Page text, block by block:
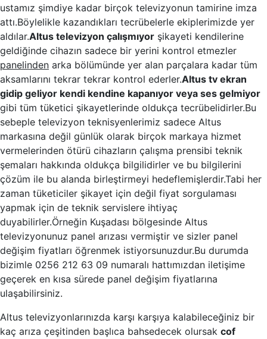
ustamız şimdiye kadar birçok televizyonun tamirine imza
attı.Böylelikle kazandıkları tecrübelerle ekiplerimizde yer
aldılar.Altus televizyon çalışmıyor şikayeti kendilerine
geldiğinde cihazın sadece bir yerini kontrol etmezler
panelinden arka bölümünde yer alan parçalara kadar tüm
aksamlarını tekrar tekrar kontrol ederler.Altus tv ekran
gidip geliyor kendi kendine kapanıyor veya ses gelmiyor
gibi tüm tüketici şikayetlerinde oldukça tecrübelidirler.Bu
sebeple televizyon teknisyenlerimiz sadece Altus
markasına değil günlük olarak birçok markaya hizmet
vermelerinden ötürü cihazların çalışma prensibi teknik
şemaları hakkında oldukça bilgilidirler ve bu bilgilerini
çözüm ile bu alanda birleştirmeyi hedeflemişlerdir.Tabi her
zaman tüketiciler şikayet için değil fiyat sorgulaması
yapmak için de teknik servislere ihtiyaç
duyabilirler.Örneğin Kuşadası bölgesinde Altus
televizyonunuz panel arızası vermiştir ve sizler panel
değişim fiyatları öğrenmek istiyorsunuzdur.Bu durumda
bizimle 0256 212 63 09 numaralı hattımızdan iletişime
geçerek en kısa sürede panel değişim fiyatlarına
ulaşabilirsiniz.
Altus televizyonlarınızda karşı karşıya kalabileceğiniz bir
kaç arıza çeşitinden başlıca bahsedecek olursak cof